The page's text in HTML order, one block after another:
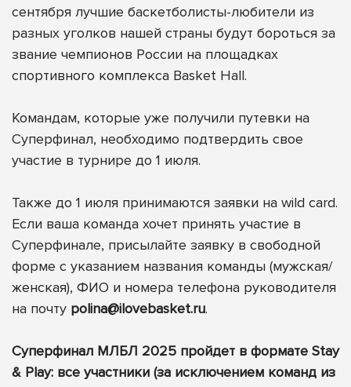
сентября лучшие баскетболисты-любители из
разных уголков нашей страны будут бороться за
звание чемпионов России на площадках
спортивного комплекса Basket Hall.
Командам, которые уже получили путевки на
Суперфинал, необходимо подтвердить свое
участие в турнире до 1 июля.
Также до 1 июля принимаются заявки на wild card.
Если ваша команда хочет принять участие в
Суперфинале, присылайте заявку в свободной
форме с указанием названия команды (мужская/
женская), ФИО и номера телефона руководителя
на почту polina@ilovebasket.ru.
Суперфинал МЛБЛ 2025 пройдет в формате Stay
& Play: все участники (за исключением команд из